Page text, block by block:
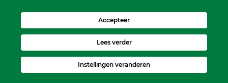
Accepteer
Lees verder
Instellingen veranderen